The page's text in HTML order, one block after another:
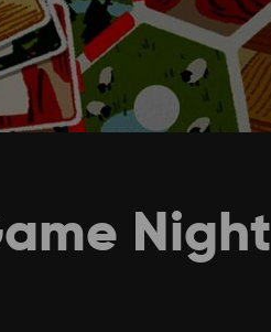
Night